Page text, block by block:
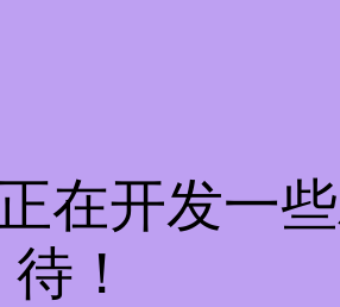
在开发一
待！